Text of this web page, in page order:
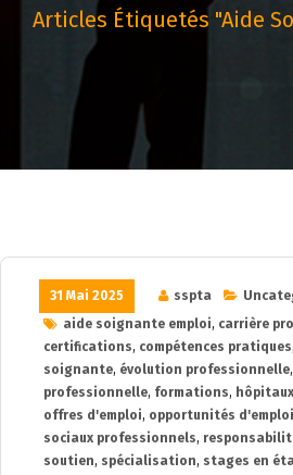
Articles Étiquetés "aide
31 Mai 2025 sspta
aide soignante emploi, carrière
certifications, compétences pratiques
soignante, évolution professionnelle,
professionnelle, formations, hôpitaux
offres d'emploi, opportunités d'emploi
sociaux professionnels,
soutien, spécialisation, stages en